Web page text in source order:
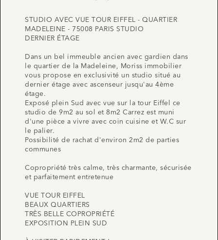
STUDIO AVEC VUE TOUR EIFFEL - QUARTIER
MADELEINE - 75008 PARIS STUDIO
DERNIER ÉTAGE
Dans un bel immeuble ancien avec gardien dans
le quartier de la Madeleine, Moriss immobilier
vous propose en exclusivité un studio situé au
dernier étage avec ascenseur jusqu'au 4ème
étage.
Exposé plein Sud avec vue sur la tour Eiffel ce
studio de 9m2 au sol et 8m2 Carrez est muni
d'une pièce a vivre avec coin cuisine et W.C sur
le palier.
Possibilité de rachat d'environ 2m2 de parties
communes
Copropriété très calme, très charmante, sécurisée
et parfaitement entretenue
VUE TOUR EIFFEL
BEAUX QUARTIERS
TRÈS BELLE COPROPRIÉTÉ
EXPOSITION PLEIN SUD